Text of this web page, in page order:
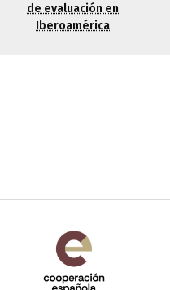
de evaluación en
Iberoamérica